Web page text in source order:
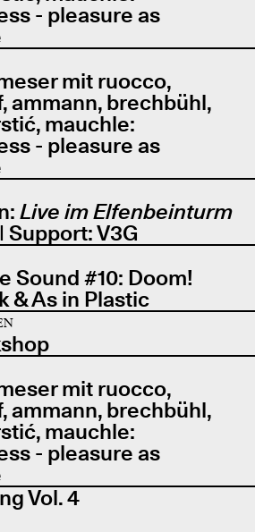
- pleasure as
mit ruocco,
ammann, brechbühl,
mauchle:
- pleasure as
Live im Elfenbeinturm
Support: V3G
Sound #10: Doom!
& As in Plastic
mit ruocco,
ammann, brechbühl,
mauchle:
- pleasure as
Vol. 4